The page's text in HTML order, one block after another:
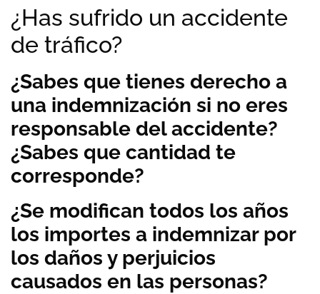
¿Has sufrido un accidente
de tráfico?
¿Sabes que tienes derecho a
una indemnización si no eres
responsable del accidente?
¿Sabes que cantidad te
corresponde?
¿Se modifican todos los años
los importes a indemnizar por
los daños y perjuicios
causados en las personas?